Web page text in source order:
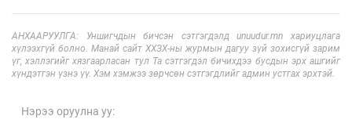
АНХААРУУЛГА: Уншигчдын бичсэн сэтгэгдэлд unuudur.mn хариуцлага
хүлээхгүй болно. Манай сайт ХХЗХ-ны журмын дагуу зүй зохисгүй зарим
үг, хэллэгийг хязгаарласан тул Та сэтгэгдэл бичихдээ бусдын эрх ашгийг
хүндэтгэн үзнэ үү. Хэм хэмжээ зөрчсөн сэтгэгдлийг админ устгах эрхтэй.